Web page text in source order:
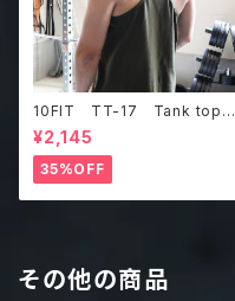
10FIT TT-17 Tank top
タンクトップ ジムウェア トレ
ーニング 筋トレ カーキ
¥2,145
35%OFF
その他の商品